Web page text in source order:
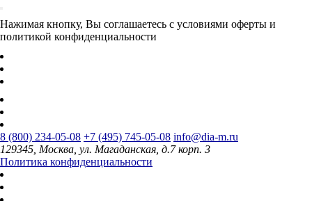
Нажимая кнопку, Вы соглашаетесь с условиями оферты и
политикой конфиденциальности
8 (800) 234-05-08 +7 (495) 745-05-08 info@dia-m.ru
129345, Москва, ул. Магаданская, д.7 корп. 3
Политика конфиденциальности